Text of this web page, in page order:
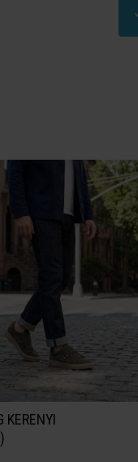
KERENYI